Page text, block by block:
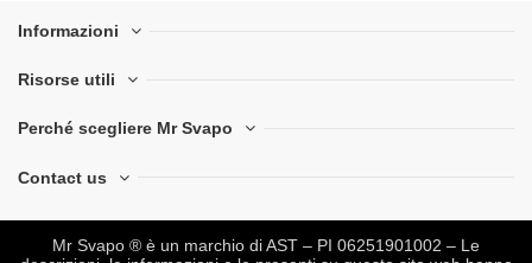
Informazioni
Risorse utili
Perché scegliere Mr Svapo
Contact us
Mr Svapo ® è un marchio di AST – PI 06251901002 – Le